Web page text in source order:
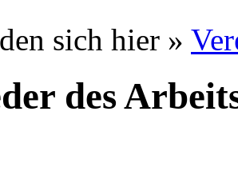
sich hier »
des